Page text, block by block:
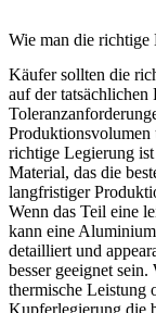
Wie man die
Käufer sollten die
auf der tatsächlichen
Produktionsvolumen
richtige Legierung
Material, das die
langfristiger
Wenn das Teil eine
kann eine
detailliert und
besser geeignet
thermische Leistung